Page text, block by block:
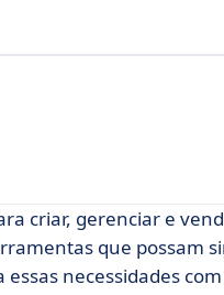
criar, gerenciar e
que possam
necessidades